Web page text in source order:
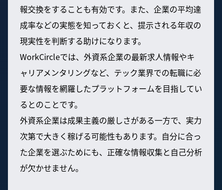
報交換をすることも有効です。また、企業の平均達
成率などの実態を知っておくと、提示される年収の
現実性を判断する助けになります。
WorkCircleでは、外資系企業の最新求人情報やキ
ャリアメンタリングなど、テック業界での転職に必
要な情報を網羅したプラットフォームを目指してい
るとのことです。
外資系企業は成果主義の厳しさがある一方で、実力
次第で大きく稼げる可能性もあります。自分に合っ
た企業を選ぶためにも、正確な情報収集と自己分析
が欠かせません。